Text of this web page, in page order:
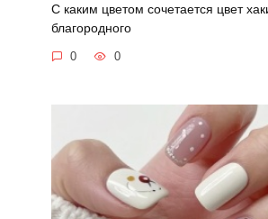
С каким цветом сочетается цвет
благородного
0 0